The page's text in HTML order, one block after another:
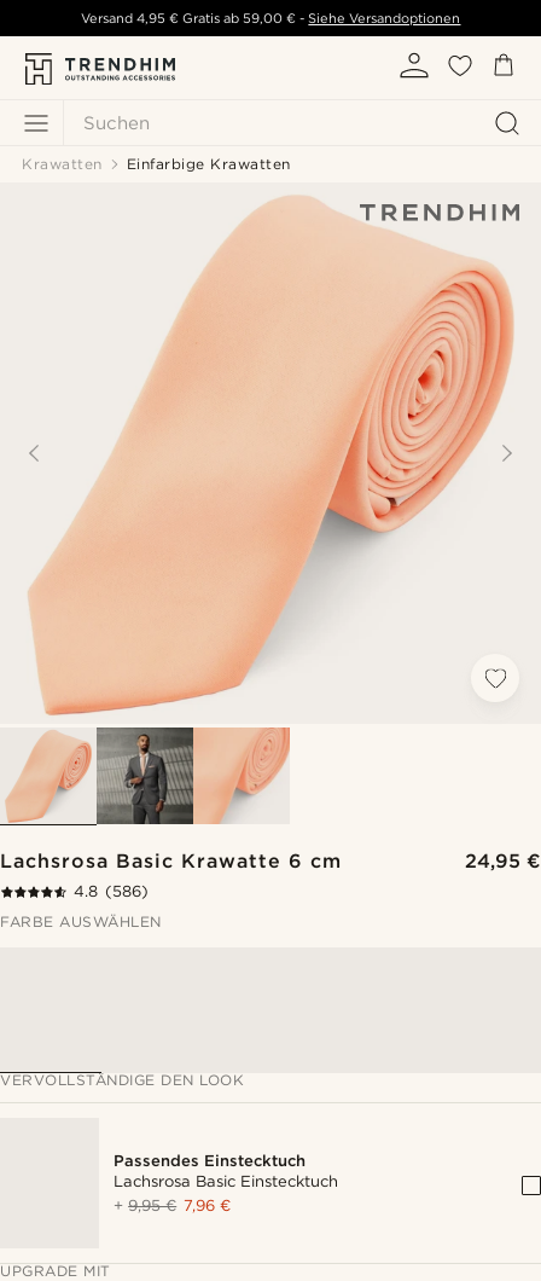
Suchen
Versand 4,95 € Gratis ab 59,00 € - Siehe Versandoptionen
Krawatten Einfarbige Krawatten
Lachsrosa Basic Krawatte 6 cm 24,95 €
4.8 (586)
FARBE AUSWÄHLEN
VERVOLLSTÄNDIGE DEN LOOK
Passendes Einstecktuch
Lachsrosa Basic Einstecktuch
+9,95 € 7,96 €
UPGRADE MIT